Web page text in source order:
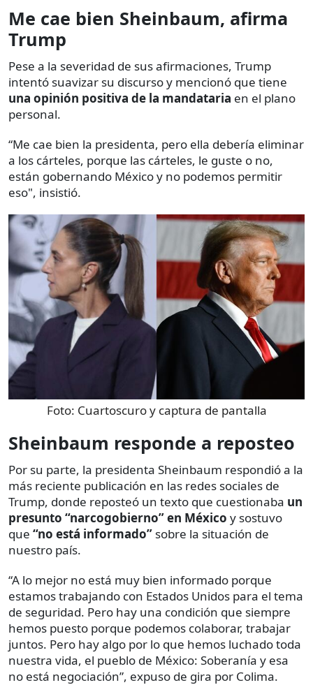
Me cae bien Sheinbaum, afirma
Trump
Pese a la severidad de sus afirmaciones, Trump
intentó suavizar su discurso y mencionó que tiene
una opinión positiva de la mandataria en el plano
personal.
“Me cae bien la presidenta, pero ella debería eliminar
a los cárteles, porque las cárteles, le guste o no,
están gobernando México y no podemos permitir
eso", insistió.
Foto: Cuartoscuro y captura de pantalla
Sheinbaum responde a reposteo
Por su parte, la presidenta Sheinbaum respondió a la
más reciente publicación en las redes sociales de
Trump, donde reposteó un texto que cuestionaba un
presunto “narcogobierno” en México y sostuvo
que “no está informado” sobre la situación de
nuestro país.
“A lo mejor no está muy bien informado porque
estamos trabajando con Estados Unidos para el tema
de seguridad. Pero hay una condición que siempre
hemos puesto porque podemos colaborar, trabajar
juntos. Pero hay algo por lo que hemos luchado toda
nuestra vida, el pueblo de México: Soberanía y esa
no está negociación”, expuso de gira por Colima.